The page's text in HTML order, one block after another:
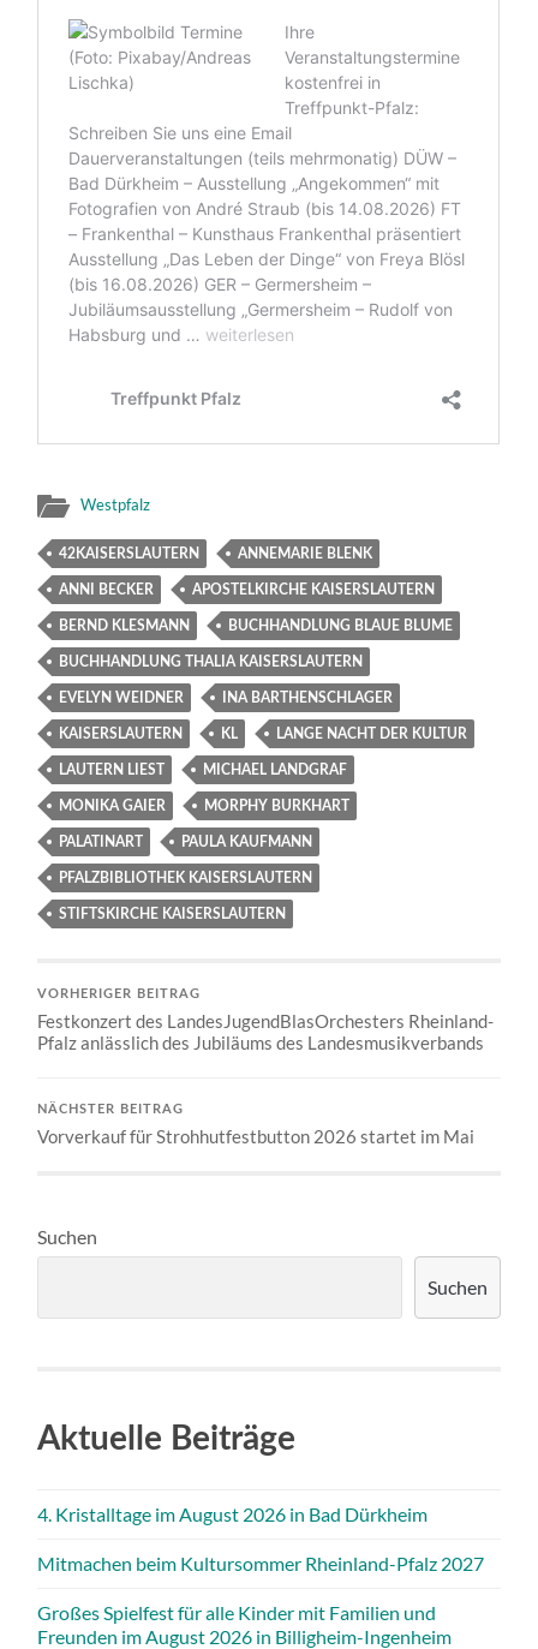
Westpfalz
42KAISERSLAUTERN ANNEMARIE BLENK
ANNI BECKER APOSTELKIRCHE KAISERSLAUTERN
BERND KLESMANN BUCHHANDLUNG BLAUE BLUME
BUCHHANDLUNG THALIA KAISERSLAUTERN
EVELYN WEIDNER INA BARTHENSCHLAGER
KAISERSLAUTERN KL LANGE NACHT DER KULTUR
LAUTERN LIEST MICHAEL LANDGRAF
MONIKA GAIER MORPHY BURKHART
PALATINART PAULA KAUFMANN
PFALZBIBLIOTHEK KAISERSLAUTERN
STIFTSKIRCHE KAISERSLAUTERN
VORHERIGER BEITRAG
Festkonzert des LandesJugendBlasOrchesters Rheinland-
Pfalz anlässlich des Jubiläums des Landesmusikverbands
NÄCHSTER BEITRAG
Vorverkauf für Strohhutfestbutton 2026 startet im Mai
Suchen
Suchen
Aktuelle Beiträge
4. Kristalltage im August 2026 in Bad Dürkheim
Mitmachen beim Kultursommer Rheinland-Pfalz 2027
Großes Spielfest für alle Kinder mit Familien und
Freunden im August 2026 in Billigheim-Ingenheim